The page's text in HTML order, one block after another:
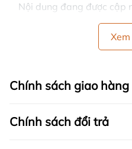
Nội dung đang được cập
Chính sách giao hàng
Chính sách đổi trả